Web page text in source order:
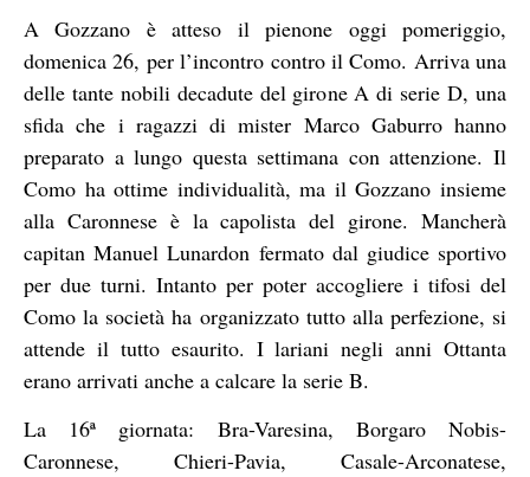
A Gozzano è atteso il pienone oggi pomeriggio,
domenica 26, per l’incontro contro il Como. Arriva una
delle tante nobili decadute del girone A di serie D, una
sfida che i ragazzi di mister Marco Gaburro hanno
preparato a lungo questa settimana con attenzione. Il
Como ha ottime individualità, ma il Gozzano insieme
alla Caronnese è la capolista del girone. Mancherà
capitan Manuel Lunardon fermato dal giudice sportivo
per due turni. Intanto per poter accogliere i tifosi del
Como la società ha organizzato tutto alla perfezione, si
attende il tutto esaurito. I lariani negli anni Ottanta
erano arrivati anche a calcare la serie B.
La 16ª giornata: Bra-Varesina, Borgaro Nobis-
Caronnese, Chieri-Pavia, Casale-Arconatese,